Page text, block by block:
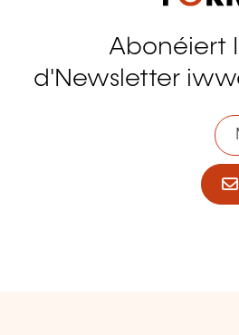
Abonéiert
d'Newsletter